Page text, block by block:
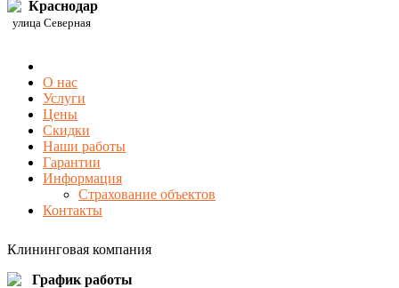
Краснодар
улица Северная
О нас
Услуги
Цены
Скидки
Наши работы
Гарантии
Информация
Страхование объектов
Контакты
Клининговая компания
График работы